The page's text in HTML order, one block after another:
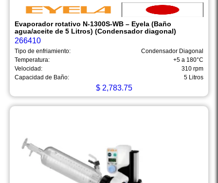
Evaporador rotativo N-1300S-WB – Eyela (Baño
agua/aceite de 5 Litros) (Condensador diagonal)
266410
Tipo de enfriamiento:
Condensador Diagonal
Temperatura:
+5 a 180°C
Velocidad:
310 rpm
Capacidad de Baño:
5 Litros
$2,783.75